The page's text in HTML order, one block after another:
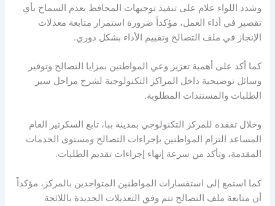
وشدد اللواء علام على تنفيذ توجيهات المحافظ بعدم السماح بأي
تقصير في أداء العمل، مؤكداً ضرورة استمرار متابعة معدلات
الإنجاز في ملف التصالح وتقييم الأداء بشكل دوري.
كما أكد على أهمية تعزيز وعي المواطنين بمزايا التصالح وتوفير
وسائل توضيحية داخل المراكز التكنولوجية لشرح مراحل سير
الطلبات والمستندات المطلوبة.
وخلال تفقده للمركز التكنولوجي بمدينة ببا، تابع السكرتير العام
المساعد التزام المواطنين بإجراءات التصالح ومستوى الخدمات
المقدمة، وتأكد من سرعة إنهاء إجراءات تقديم الطلبات.
كما استمع إلى استفسارات المواطنين المتواجدين بالمركز، مؤكداً
أن متابعة ملف التصالح تتم وفق التعديلات الجديدة باللائحة